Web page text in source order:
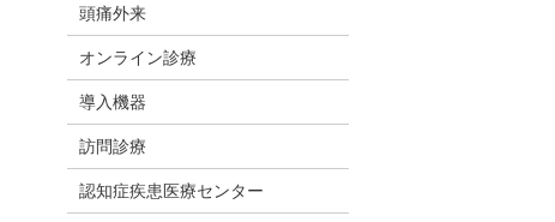
頭痛外来
オンライン診療
導入機器
訪問診療
認知症疾患医療センター